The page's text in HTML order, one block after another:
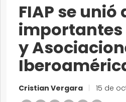
FIAP se unió
importantes
y
Cristian Vergara 15 de